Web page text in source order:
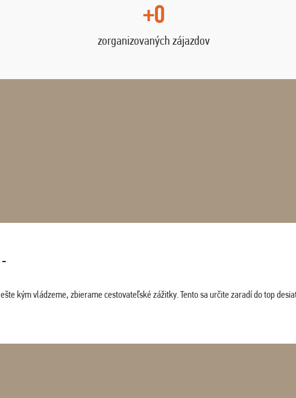
+0
zorganizovaných zájazdov
-
kým vládzeme, zbierame cestovateľské zážitky. Tento sa určite zaradí do top